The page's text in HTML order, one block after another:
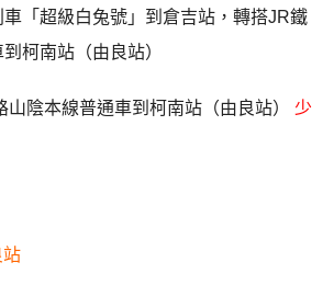
「超級白兔號」到倉吉站，轉搭JR鐵
柯南站（由良站）
山陰本線普通車到柯南站（由良站） 少
站